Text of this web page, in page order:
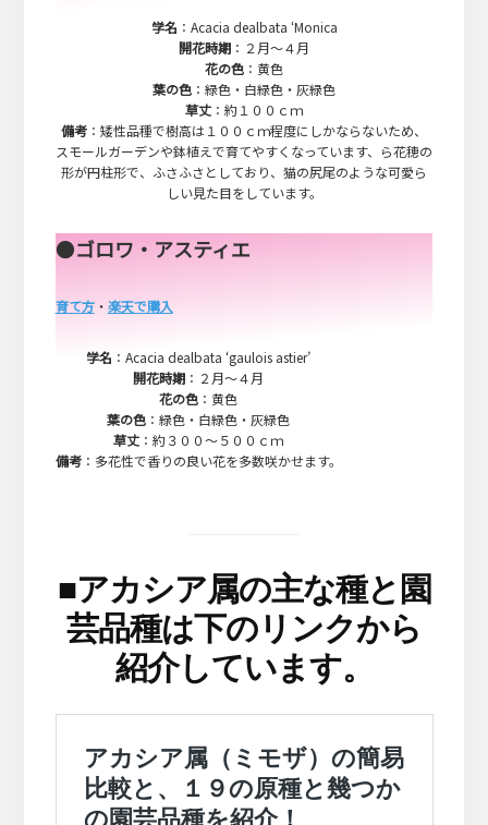
学名 ：Acacia dealbata ‘Monica
開花時期 ：２月～４月
花の色 ：黄色
葉の色 ：緑色・白緑色・灰緑色
草丈 ：約１００ｃｍ
備考 ：矮性品種で樹高は１００ｃｍ程度にしかならないため、
スモールガーデンや鉢植えで育てやすくなっています、ら花穂の
形が円柱形で、ふさふさとしており、猫の尻尾のような可愛ら
しい見た目をしています。
●ゴロワ・アスティエ
育て方・ 楽天で購入
学名 ：Acacia dealbata ‘gaulois astier’
開花時期 ：２月～４月
花の色 ：黄色
葉の色 ：緑色・白緑色・灰緑色
草丈 ：約３００～５００ｃｍ
備考：多花性で香りの良い花を多数咲かせます。
■アカシア属の主な種と園
芸品種は下のリンクから
紹介しています。